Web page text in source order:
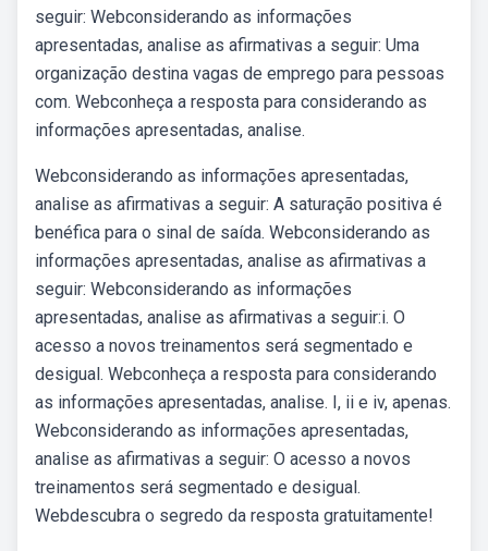
seguir: Webconsiderando as informações
apresentadas, analise as afirmativas a seguir: Uma
organização destina vagas de emprego para pessoas
com. Webconheça a resposta para considerando as
informações apresentadas, analise.
Webconsiderando as informações apresentadas,
analise as afirmativas a seguir: A saturação positiva é
benéfica para o sinal de saída. Webconsiderando as
informações apresentadas, analise as afirmativas a
seguir: Webconsiderando as informações
apresentadas, analise as afirmativas a seguir:i. O
acesso a novos treinamentos será segmentado e
desigual. Webconheça a resposta para considerando
as informações apresentadas, analise. I, ii e iv, apenas.
Webconsiderando as informações apresentadas,
analise as afirmativas a seguir: O acesso a novos
treinamentos será segmentado e desigual.
Webdescubra o segredo da resposta gratuitamente!